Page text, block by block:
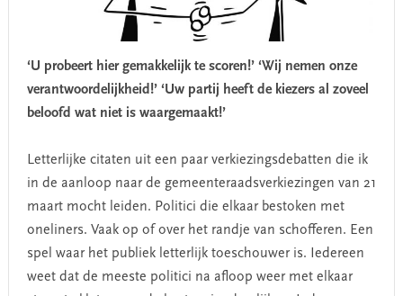
‘U probeert hier gemakkelijk te scoren!’ ‘Wij nemen onze
verantwoordelijkheid!’‘Uw partij heeft de kiezers al zoveel
beloofd wat niet is waargemaakt!’
Letterlijke citaten uit een paar verkiezingsdebatten die ik
in de aanloop naar de gemeenteraadsverkiezingen van 21
maart mocht leiden. Politici die elkaar bestoken met
oneliners. Vaak op of over het randje van schofferen. Een
spel waar het publiek letterlijk toeschouwer is. Iedereen
weet dat de meeste politici na afloop weer met elkaar